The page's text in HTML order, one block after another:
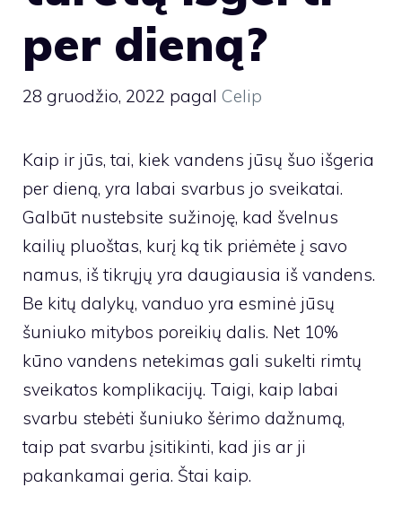
per dieną?
28 gruodžio, 2022 pagal Celip
Kaip ir jūs, tai, kiek vandens jūsų šuo išgeria
per dieną, yra labai svarbus jo sveikatai.
Galbūt nustebsite sužinoję, kad švelnus
kailių pluoštas, kurį ką tik priėmėte į savo
namus, iš tikrųjų yra daugiausia iš vandens.
Be kitų dalykų, vanduo yra esminė jūsų
šuniuko mitybos poreikių dalis. Net 10%
kūno vandens netekimas gali sukelti rimtų
sveikatos komplikacijų. Taigi, kaip labai
svarbu stebėti šuniuko šėrimo dažnumą,
taip pat svarbu įsitikinti, kad jis ar ji
pakankamai geria. Štai kaip.